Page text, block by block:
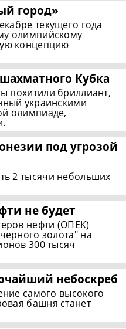
город»
текущего года
олимпийскому
концепцию
Кубка
похитили бриллиант,
украинскими
олимпиаде,
под угрозой
2 тысячи небольших
не будет
нефти (ОПЕК)
золота" на
300 тысяч
небоскреб
самого высокого
башня станет